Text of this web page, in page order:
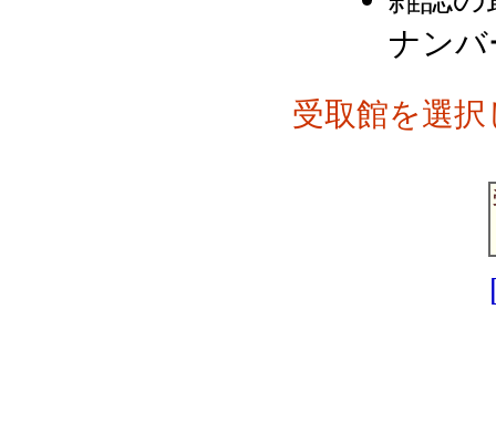
ナン
受取館を選